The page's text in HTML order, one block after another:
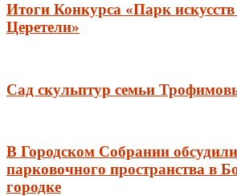
Итоги Конкурса «Парк
Церетели»
Сад скульптур семьи
В Городском Собрании
парковочного пространства в
городке